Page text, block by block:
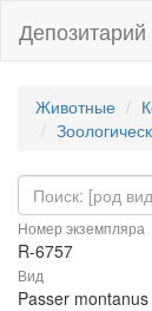
Животные
Номер экземпляра
R-6757
Вид
Passer montanus